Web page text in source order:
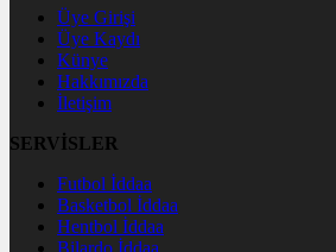
Üye Girişi
Üye Kaydı
Künye
Hakkımızda
İletişim
SERVİSLER
Futbol İddaa
Basketbol İddaa
Hentbol İddaa